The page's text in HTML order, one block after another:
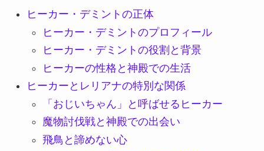
ヒーカー・デミントの正体
ヒーカー・デミントのプロフィール
ヒーカー・デミントの役割と背景
ヒーカーの性格と神殿での生活
ヒーカーとレリアナの特別な関係
「おじいちゃん」と呼ばせるヒーカー
魔物討伐戦と神殿での出会い
飛鳥と諦めない心